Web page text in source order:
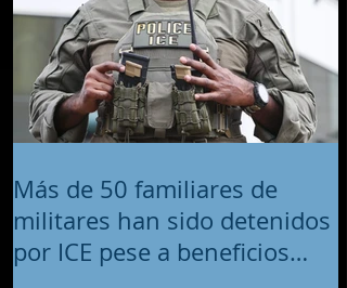
Más de 50 familiares de
militares han sido detenidos
por ICE pese a beneficios